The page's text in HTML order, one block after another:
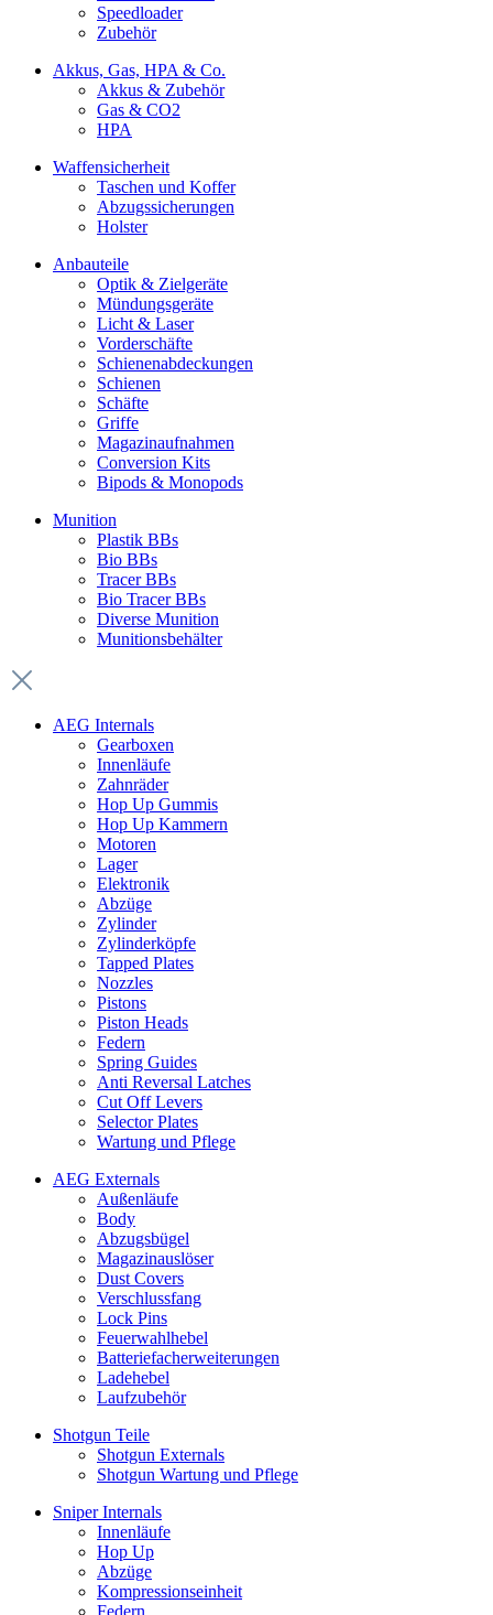
Speedloader
Zubehör
Akkus, Gas, HPA & Co.
Akkus & Zubehör
Gas & CO2
HPA
Waffensicherheit
Taschen und Koffer
Abzugssicherungen
Holster
Anbauteile
Optik & Zielgeräte
Mündungsgeräte
Licht & Laser
Vorderschäfte
Schienenabdeckungen
Schienen
Schäfte
Griffe
Magazinaufnahmen
Conversion Kits
Bipods & Monopods
Munition
Plastik BBs
Bio BBs
Tracer BBs
Bio Tracer BBs
Diverse Munition
Munitionsbehälter
AEG Internals
Gearboxen
Innenläufe
Zahnräder
Hop Up Gummis
Hop Up Kammern
Motoren
Lager
Elektronik
Abzüge
Zylinder
Zylinderköpfe
Tapped Plates
Nozzles
Pistons
Piston Heads
Federn
Spring Guides
Anti Reversal Latches
Cut Off Levers
Selector Plates
Wartung und Pflege
AEG Externals
Außenläufe
Body
Abzugsbügel
Magazinauslöser
Dust Covers
Verschlussfang
Lock Pins
Feuerwahlhebel
Batteriefacherweiterungen
Ladehebel
Laufzubehör
Shotgun Teile
Shotgun Externals
Shotgun Wartung und Pflege
Sniper Internals
Innenläufe
Hop Up
Abzüge
Kompressionseinheit
Federn